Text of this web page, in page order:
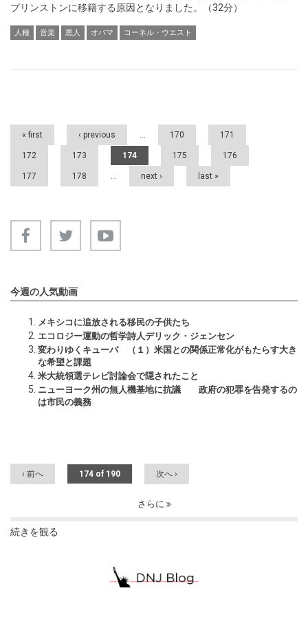
プリンストンに移籍する原因となりました。（32分）
人種 音楽 黒人 オバマ コーネル・ウエスト
Pages
« first ‹ previous … 170 171
172 173 174 175 176
177 178 … next › last »
今週の人気動画
メキシコに追放される移民の子供たち
エコロジー運動の哲学詩人デリック・ジェンセン
変わりゆくキューバ （１）米国との関係正常化がもたらす大き
な希望と課題
米大統領選テレビ討論会で隠されたこと
ニューヨーク州の無人機基地に抗議 政府の犯罪を告発するの
は市民の義務
‹ 前へ 174 of 190 次へ ›
さらに
続きを観る